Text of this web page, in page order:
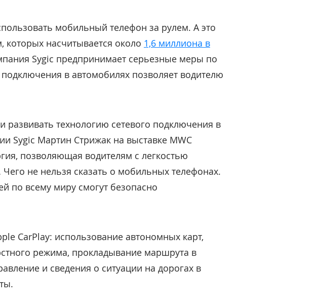
мобильный телефон за рулем. А это
насчитывается около 1,6 миллиона в
Sygic предпринимает серьезные меры по
в автомобилях позволяет водителю
технологию сетевого подключения в
Sygic Мартин Стрижак на выставке MWC
позволяющая водителям с легкостью
не нельзя сказать о мобильных телефонах.
по всему миру смогут безопасно
CarPlay: использование автономных карт,
режима, прокладывание маршрута в
и сведения о ситуации на дорогах в